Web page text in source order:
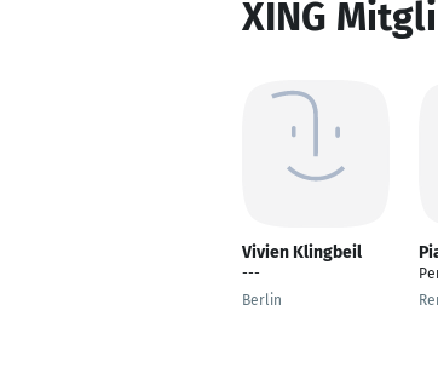
XING
Vivien Klingbeil
---
Berlin